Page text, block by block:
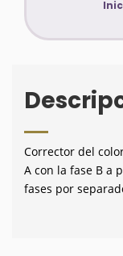
Corrector del
A con la fase B a
fases por